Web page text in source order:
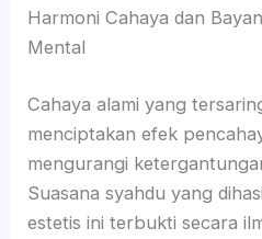
Harmoni Cahaya dan
Mental
Cahaya alami yang
menciptakan efek
mengurangi
Suasana syahdu yang
estetis ini terbukti secara